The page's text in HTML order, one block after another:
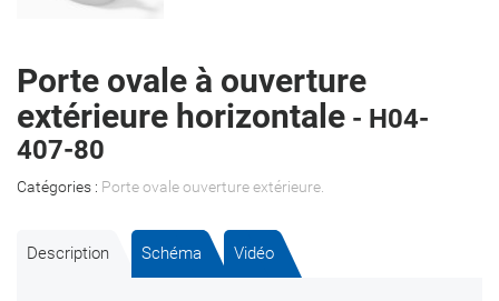
Porte ovale à ouverture
extérieure horizontale - H04-
407-80
Catégories : Porte ovale ouverture extérieure
Description Schéma Vidéo